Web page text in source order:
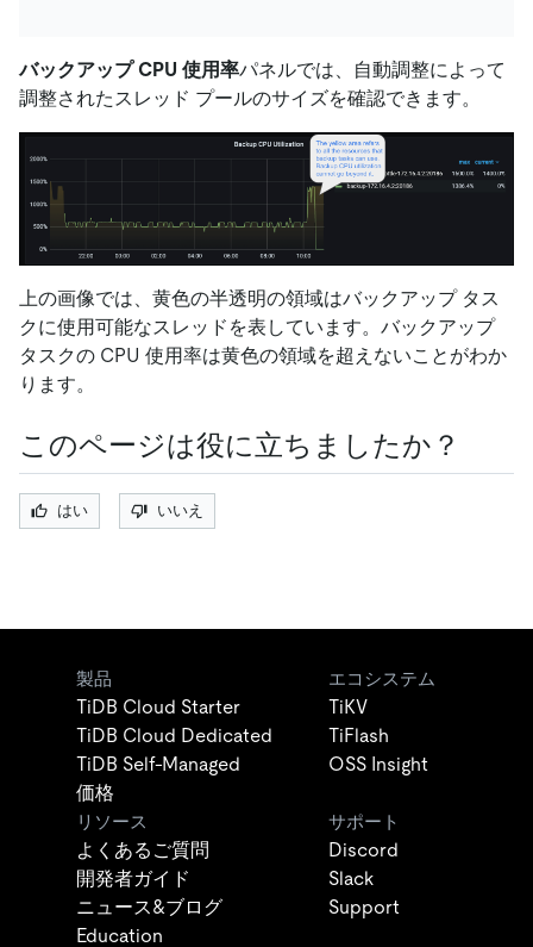
バックアップ CPU 使用率パネルでは、自動調整によって
調整されたスレッド プールのサイズを確認できます。
上の画像では、黄色の半透明の領域はバックアップ タス
クに使用可能なスレッドを表しています。バックアップ
タスクの CPU 使用率は黄色の領域を超えないことがわか
ります。
このページは役に立ちましたか？
はい いいえ
製品
TiDB Cloud Starter
TiDB Cloud Dedicated
TiDB Self-Managed
価格
エコシステム
TiKV
TiFlash
OSS Insight
リソース
よくあるご質問
開発者ガイド
ニュース&ブログ
Education
サポート
Discord
Slack
Support